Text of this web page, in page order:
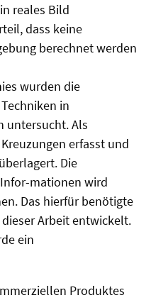
reales Bild
dass keine
berechnet werden
wurden die
in
untersucht. Als
erfasst und
Die
mationen wird
Das hierfür benötigte
Arbeit entwickelt.
ein
Produktes